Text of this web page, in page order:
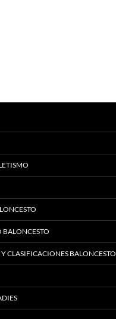
Y CLASIFICACIONES BALONCESTO